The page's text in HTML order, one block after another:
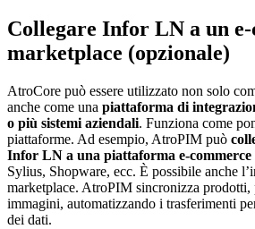
Collegare Infor LN a un e-
marketplace (opzionale)
AtroCore può essere utilizzato non solo
anche come una piattaforma di
o più sistemi aziendali. Funziona come
piattaforme. Ad esempio, AtroPIM può
Infor LN a una piattaforma e-commerce
Sylius, Shopware, ecc. È possibile anche
marketplace. AtroPIM sincronizza
immagini, automatizzando i trasferimenti
dei dati.